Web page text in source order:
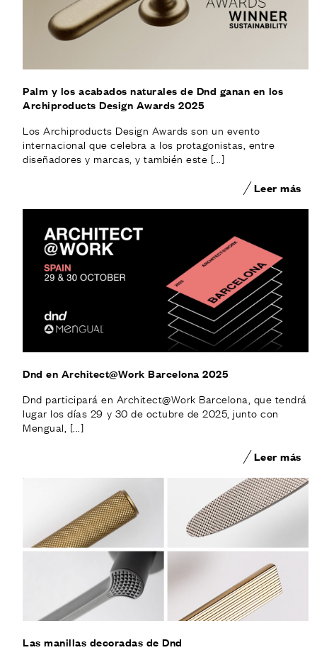
Palm y los acabados naturales de Dnd ganan en los
Archiproducts Design Awards 2025
Los Archiproducts Design Awards son un evento
internacional que celebra a los protagonistas, entre
diseñadores y marcas, y también este [...]
Leer más
Dnd en Architect@Work Barcelona 2025
Dnd participará en Architect@Work Barcelona, que tendrá
lugar los días 29 y 30 de octubre de 2025, junto con
Mengual, [...]
Leer más
Las manillas decoradas de Dnd